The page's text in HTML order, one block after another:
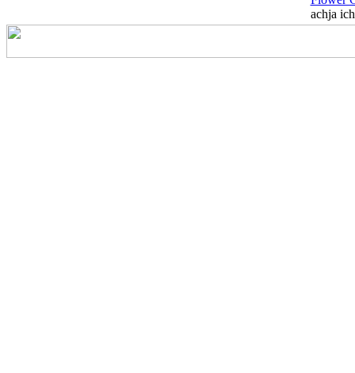
achja